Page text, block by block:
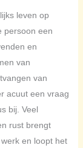
leven op
persoon een
en
van
van
acuut een vraag
bij. Veel
rust brengt
en loopt het